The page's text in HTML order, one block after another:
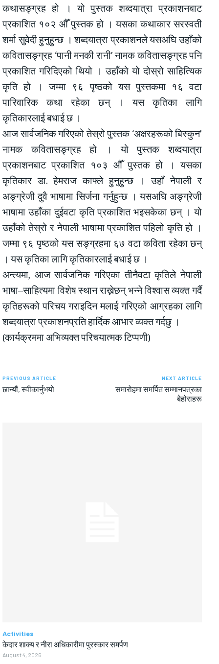
कथासङ्ग्रह हो । यो पुस्तक शब्दयात्रा प्रकाशनबाट
प्रकाशित १०२ औँ पुस्तक हो । यसका कथाकार सरस्वती
शर्मा सुवेदी हुनुहुन्छ । शब्दयात्रा प्रकाशनले यसअघि उहाँको
कवितासङ्ग्रह ‘पानी मनकी रानी’ नामक कवितासङ्ग्रह पनि
प्रकाशित गरिदिएको थियो । उहाँको यो दोस्रो साहित्यिक
कृति हो । जम्मा ९६ पृष्ठको यस पुस्तकमा १६ वटा
पारिवारिक कथा रहेका छन् । यस कृतिका लागि
कृतिकारलाई बधाई छ ।
आज सार्वजनिक गरिएको तेस्रो पुस्तक ‘अक्षरहरूको बिस्कुन’
नामक कवितासङ्ग्रह हो । यो पुस्तक शब्दयात्रा
प्रकाशनबाट प्रकाशित १०३ औँ पुस्तक हो । यसका
कृतिकार डा. हेमराज काफ्ले हुनुहुन्छ । उहाँ नेपाली र
अङ्ग्रेजी दुवै भाषामा सिर्जना गर्नुहुन्छ । यसअघि अङ्ग्रेजी
भाषामा उहाँका दुईवटा कृति प्रकाशित भइसकेका छन् । यो
उहाँको तेस्रो र नेपाली भाषामा प्रकाशित पहिलो कृति हो ।
जम्मा ९६ पृष्ठको यस सङ्ग्रहमा ६७ वटा कविता रहेका छन्
। यस कृतिका लागि कृतिकारलाई बधाई छ ।
अन्त्यमा, आज सार्वजनिक गरिएका तीनैवटा कृतिले नेपाली
भाषा–साहित्यमा विशेष स्थान राख्नेछन् भन्ने विश्वास व्यक्त गर्दै
कृतिहरूको परिचय गराइदिन मलाई गरिएको आग्रहका लागि
शब्दयात्रा प्रकाशनप्रति हार्दिक आभार व्यक्त गर्दछु ।
(कार्यक्रममा अभिव्यक्त परिचयात्मक टिप्पणी)
PREVIOUS ARTICLE
छान्यौं, स्वीकार्नुभयो
NEXT ARTICLE
समारोहमा समर्पित सम्मानपत्रका
बेहोराहरू
Activities
केदार शाक्य र नीरा अधिकारीमा पुरस्कार समर्पण
August 4, 2026